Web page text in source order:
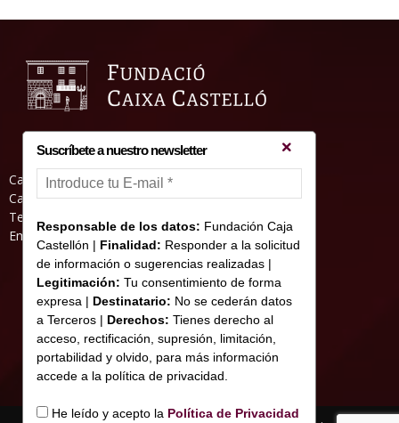
Casa Abadia, Pl. de la Hierba s/nº, 12001
Castelló de la Plana
Teléfono: 964 23 25 51
Email: informacion@fundacioncajacastellon.es
Suscríbete a nuestro newsletter
Responsable de los datos: Fundación Caja
Castellón | Finalidad: Responder a la solicitud
de información o sugerencias realizadas |
Legitimación: Tu consentimiento de forma
expresa | Destinatario: No se cederán datos
a Terceros | Derechos: Tienes derecho al
acceso, rectificación, supresión, limitación,
portabilidad y olvido, para más información
accede a la política de privacidad.
He leído y acepto la Política de Privacidad